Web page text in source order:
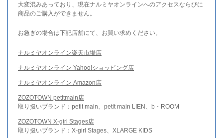
大変混みあっており、現在ナルミヤオンラインへのアクセスならびに
商品のご購入ができません。
お急ぎの場合は下記店舗にて、お買い求めください。
ナルミヤオンライン楽天市場店
ナルミヤオンライン Yahoo!ショッピング店
ナルミヤオンライン Amazon店
ZOZOTOWN petitmain店
取り扱いブランド：petit main、petit main LIEN、b・ROOM
ZOZOTOWN X-girl Stages店
取り扱いブランド：X-girl Stages、XLARGE KIDS